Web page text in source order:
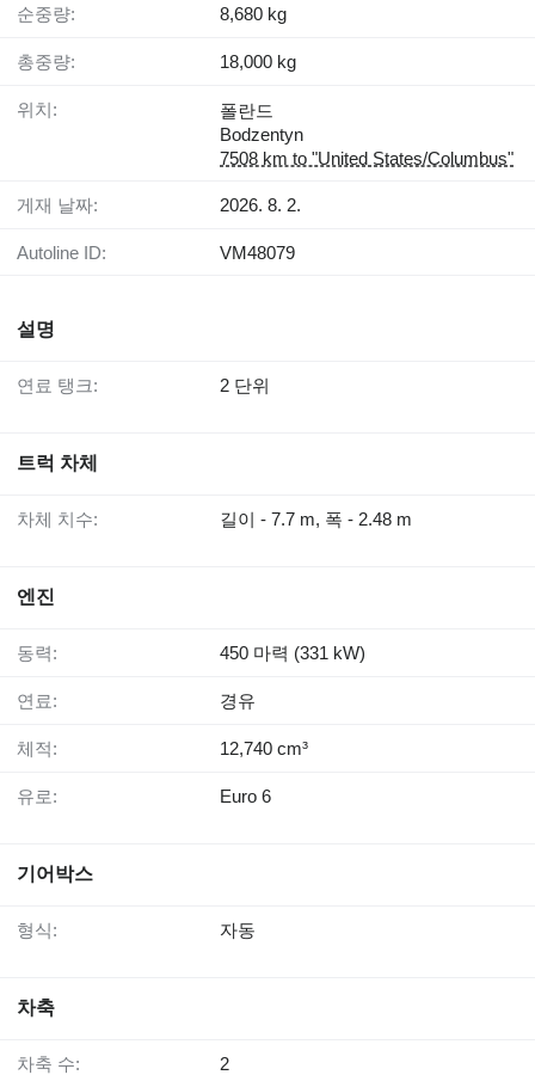
순중량: 8,680 kg
총중량: 18,000 kg
위치:
폴란드
Bodzentyn
7508 km to "United States/Columbus"
게재 날짜: 2026. 8. 2.
Autoline ID: VM48079
설명
연료 탱크: 2 단위
트럭 차체
차체 치수: 길이 - 7.7 m, 폭 - 2.48 m
엔진
동력: 450 마력 (331 kW)
연료: 경유
체적: 12,740 cm³
유로: Euro 6
기어박스
형식: 자동
차축
차축 수: 2